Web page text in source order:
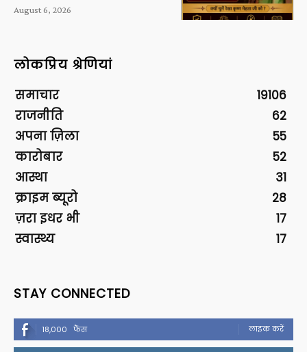
August 6, 2026
लोकप्रिय श्रेणियां
समाचार
19106
राजनीति
62
अपना ज़िला
55
कारोबार
52
आस्था
31
क्राइम ब्यूरो
28
ज़रा इधर भी
17
स्वास्थ्य
17
STAY CONNECTED
18,000 फैंस लाइक करें